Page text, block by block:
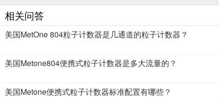
相关问答
美国MetOne 804粒子计数器是几通道的粒子计数器？
美国Metone804便携式粒子计数器是多大流量的？
美国Metone便携式粒子计数器标准配置有哪些？